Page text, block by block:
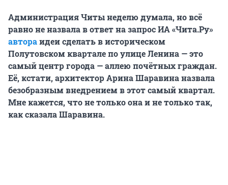
Администрация Читы неделю думала, но всё
равно не назвала в ответ на запрос ИА «Чита.Ру»
автораидеи сделать в историческом
Полутовском квартале по улице Ленина — это
самый центр города — аллею почётных граждан.
Её, кстати, архитектор Арина Шаравина назвала
безобразным внедрением в этот самый квартал.
Мне кажется, что не только она и не только так,
как сказала Шаравина.